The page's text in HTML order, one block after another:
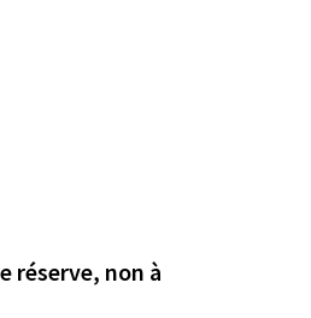
réserve, non à